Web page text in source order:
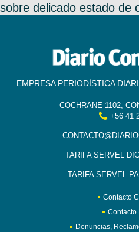
sobre delicado estado de
EMPRESA PERIODÍSTICA
COCHRANE 1102,
+56 41
TARIFA SERVEL
TARIFA SERVEL
Contacto
Contacto
Denuncias,